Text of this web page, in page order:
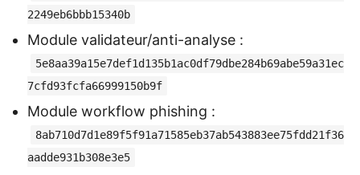
2249eb6bbb15340b
Module validateur/anti-analyse :
5e8aa39a15e7def1d135b1ac0df79dbe284b69abe59a31ec
7cfd93fcfa66999150b9f
Module workflow phishing :
8ab710d7d1e89f5f91a71585eb37ab543883ee75fdd21f36
aadde931b308e3e5